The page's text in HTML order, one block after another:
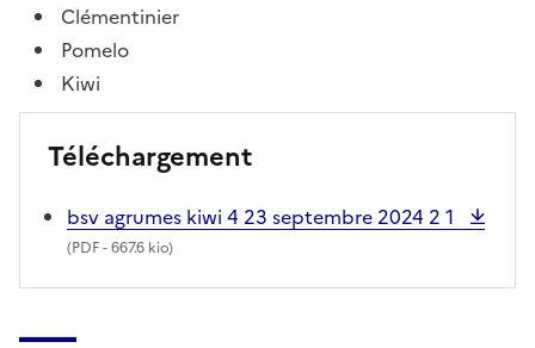
Clémentinier
Pomelo
Kiwi
Téléchargement
bsv agrumes kiwi 4 23 septembre 2024 2 1
(PDF- 667.6 kio)